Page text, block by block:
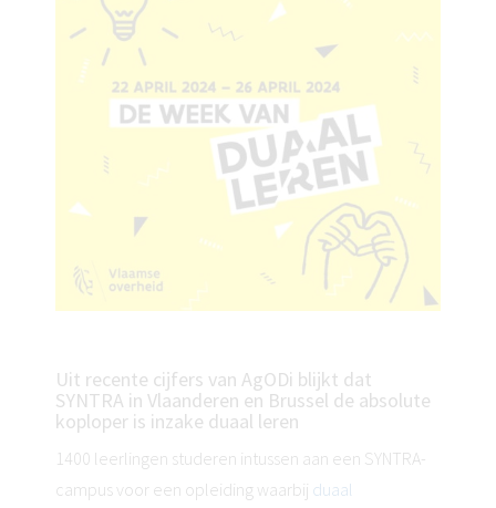
Uit recente cijfers van AgODi blijkt dat
SYNTRA in Vlaanderen en Brussel de absolute
koploper is inzake duaal leren
1400 leerlingen studeren intussen aan een SYNTRA-
campus voor een opleiding waarbij duaal